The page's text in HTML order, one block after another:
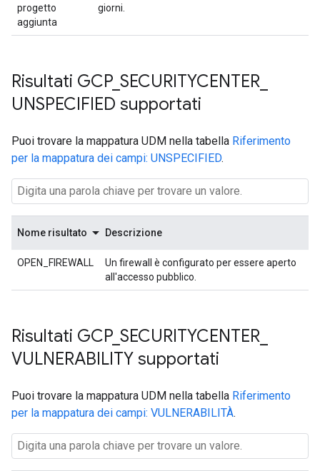
progetto
aggiunta
giorni.
Risultati GCP_ SECURITYCENTER
UNSPECIFIED supportati
Puoi trovare la mappatura UDM nella tabella Riferimento
per la mappatura dei campi: UNSPECIFIED.
Nome risultato Descrizione
OPEN_FIREWALL
Un firewall è configurato per essere aperto
all'accesso pubblico.
Risultati GCP_ SECURITYCENTER
VULNERABILITY supportati
Puoi trovare la mappatura UDM nella tabella Riferimento
per la mappatura dei campi: VULNERABILITÀ.